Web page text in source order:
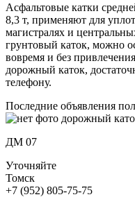
Асфальтовые катки
8,3 т, применяют для
магистралях и
грунтовый каток, можно
вовремя и без
дорожный каток,
телефону.
Последние объявления
ДМ 07
Уточняйте
Томск
+7 (952) 805-75-75